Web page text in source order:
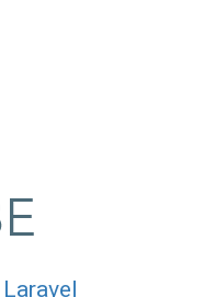
Laravel